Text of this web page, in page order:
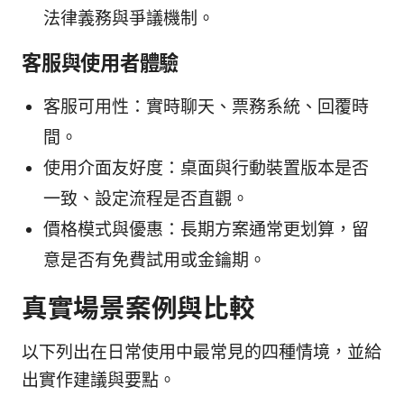
法律義務與爭議機制。
客服與使用者體驗
客服可用性：實時聊天、票務系統、回覆時
間。
使用介面友好度：桌面與行動裝置版本是否
一致、設定流程是否直觀。
價格模式與優惠：長期方案通常更划算，留
意是否有免費試用或金鑰期。
真實場景案例與比較
以下列出在日常使用中最常見的四種情境，並給
出實作建議與要點。